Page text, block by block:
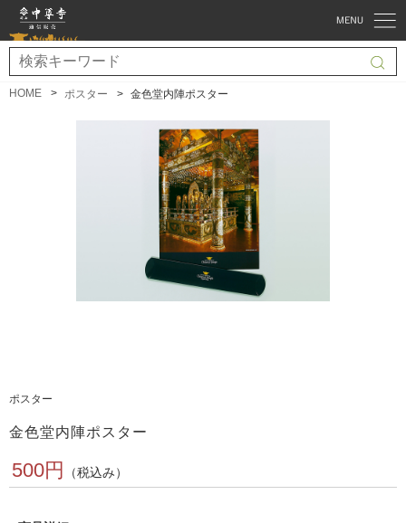
HOME ポスター 金色堂内陣ポスター
ポスター
金色堂内陣ポスター
500円 （税込み）